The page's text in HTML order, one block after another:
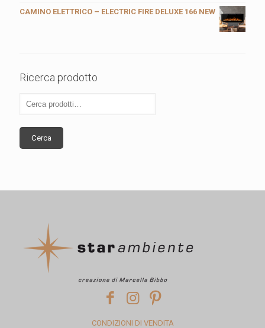
CAMINO ELETTRICO – ELECTRIC FIRE DELUXE 166 NEW
Ricerca prodotto
Cerca
CONDIZIONI DI VENDITA